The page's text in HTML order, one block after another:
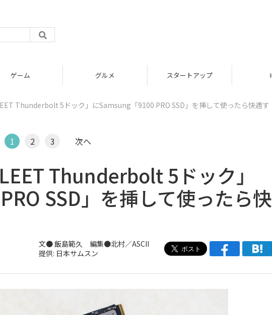
ゲーム グルメ スタートアップ ICT
Thunderbolt 5ドック」にSamsung「9100 PRO SSD」を挿して使ったら快適す
1 2 3 次へ
Thunderbolt 5ドック」
SSD」を挿して使ったら快
文● 飯島範久 編集●北村／ASCII
提供: 日本サムスン